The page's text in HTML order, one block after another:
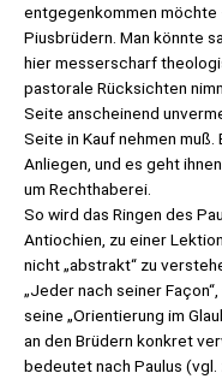
entgegenkommen möchte
Piusbrüdern. Man könnte
hier messerscharf
pastorale Rücksichten
Seite anscheinend
Seite in Kauf nehmen
Anliegen, und es geht
um Rechthaberei.
So wird das Ringen des
Antiochien, zu einer
nicht „abstrakt“ zu
„Jeder nach seiner
seine „Orientierung im
an den Brüdern konkret
bedeutet nach Paulus (vgl.